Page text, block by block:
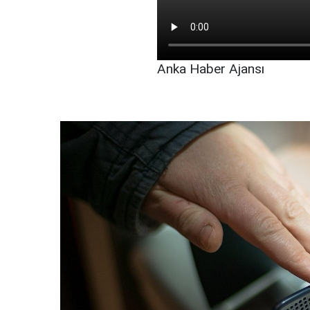
Anka Haber Ajansı